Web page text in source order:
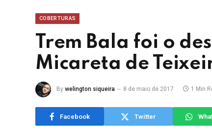
COBERTURAS
Trem Bala foi o
Micareta de
By welington siqueira 8 de maio de 2017 1 Min
Facebook Twitter